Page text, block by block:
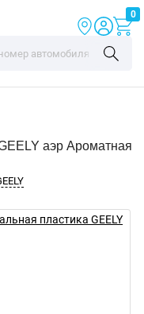
0
аэр Ароматная